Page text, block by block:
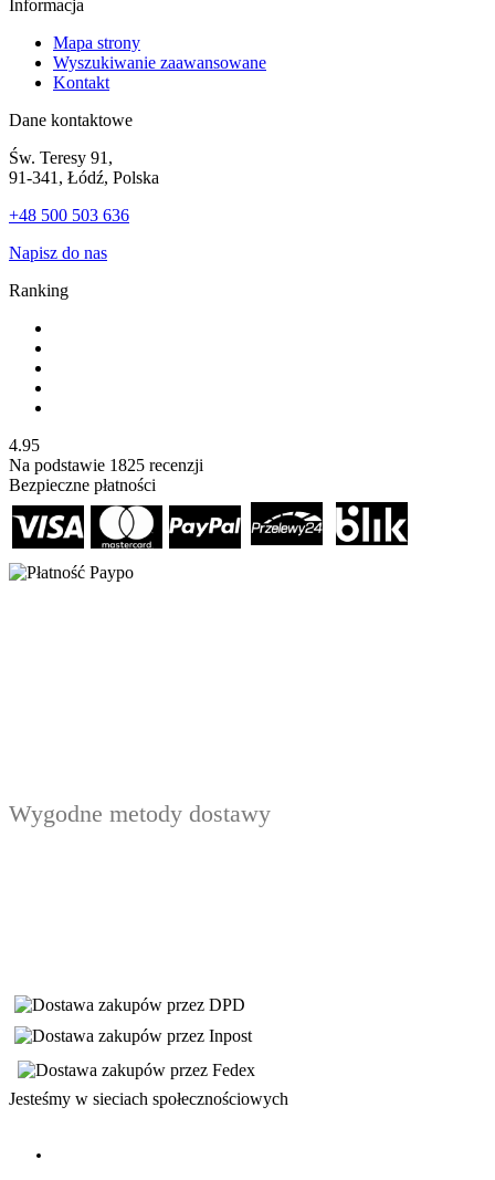
Informacja
Mapa strony
Wyszukiwanie zaawansowane
Kontakt
Dane kontaktowe
Św. Teresy 91,
91-341, Łódź, Polska
+48 500 503 636
Napisz do nas
Ranking
4.95
Na podstawie 1825 recenzji
Bezpieczne płatności
Wygodne metody dostawy
Jesteśmy w sieciach społecznościowych